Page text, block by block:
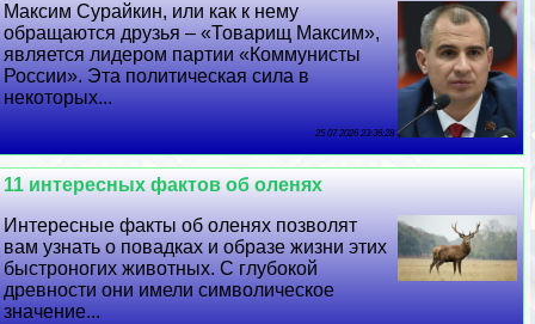
Максим Сурайкин, или как к нему
обращаются друзья – «Товарищ Максим»,
является лидером партии «Коммунисты
России». Эта политическая сила в
некоторых...
25 07 2026 23:36:28
11 интересных фактов об оленях
Интересные факты об оленях позволят
вам узнать о повадках и образе жизни этих
быстроногих животных. С глубокой
древности они имели символическое
значение...